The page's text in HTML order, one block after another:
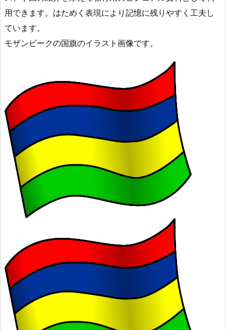
用できます。はためく表現により記憶に残りやすく工夫し
ています。
モザンビークの国旗のイラスト画像です。